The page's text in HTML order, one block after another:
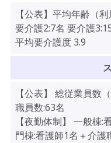
【公表】平均年齢（
要介護2:7名 要介護
平均要介護度 3.9
【公表】 総従業員数
職員数:63名
【夜勤体制】 一般棟
門棟:看護師1名＋介護